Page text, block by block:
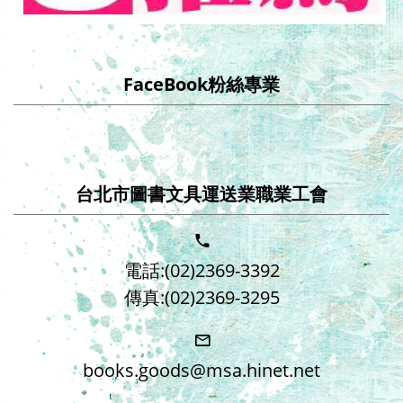
FaceBook粉絲專業
台北市圖書文具運送業職業工會
電話:(02)2369-3392
傳真:(02)2369-3295
books.goods@msa.hinet.net